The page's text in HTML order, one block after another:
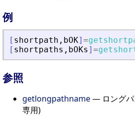
例
[ shortpath , bOK] =
[ shortpaths , bOKs ] =
参照
getlongpathname— ロング
専用)